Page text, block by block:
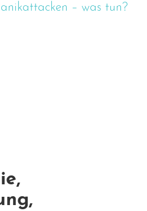
– was tun?